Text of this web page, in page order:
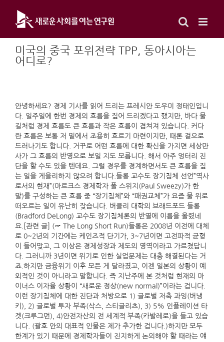
content
미국의 중국 포위전략 TPP, 동아시아는
어디로?
안녕하세요? 경제 기사를 읽어 드리는 프레시안 도우미 정태인입니
다. 일주일에 한번 경제의 흐름을 짚어 드리겠다고 했지만, 바다 물
길처럼 경제 흐름도 큰 흐름과 작은 흐름이 겹쳐져 있습니다. 커다
란 흐름은 보통 저 밑에서 조용히 흐르기 마련이지만, 때론 겉으로
드러나기도 합니다. 거꾸로 어떤 흐름에 대한 확신을 가지면 세상만
사가 그 흐름의 반영으로 보일 지도 모릅니다. 해서 아주 엉터리 진
단을 할 수도 있을 텐데요. 그럴 경우를 경계하면서도 큰 흐름을 짚
는 일을 게을리하지 않으려 합니다.들롱 교수도 장기침체 선언”역사
로서의 현재”(마르크스 경제학자 폴 스위지(Paul Sweezy)가 한
말)를 구성하는 큰 흐름 중 “장기침체”와 “패권교체”가 요즘 물 위로
떠오르는 일이 유난히 잦습니다. 버클리 대학의 브래드포드 들롱
(Bradford DeLong) 교수도 장기침체론의 반열에 이름을 올렸네
요.[관련 글] (☞ The Long Short Run)들롱은 2008년 이전에 대체
로 0~2년의 기간에는 케인즈적 단기가, 3~7년이면 고전파적 균형
이 들어맞고, 그 이상은 경제성장과 제도의 영역이라고 가르쳤답니
다. 그러니까 3년이면 위기로 인한 실업문제는 대충 해결된다는 거
죠.하지만 금융위기 이후 모든 게 달라졌고, 이젠 일본의 상황이 예
외적인 것이 아니라고 말합니다. 즉 지난주에 본 것처럼 현재의 마
이너스 이자율 상황이 “새로운 정상(new normal)”이라는 겁니다.
이런 장기침체에 대한 진단과 처방으로 1) 글로벌 저축 과잉(버냉
키), 2) 글로벌 투자 부족(삭스, 스티글리츠), 3) 5% 인플레이션 타
겟(크루그먼), 4)안전자산의 전 세계적 부족(카발레로)을 들고 있습
니다. (괄호 안의 대표적 인물은 제가 추가한 겁니다.)하지만 모두
한계가 있기 때문에 경제학자들이 진지하게 논의해야 할 때라는 얘